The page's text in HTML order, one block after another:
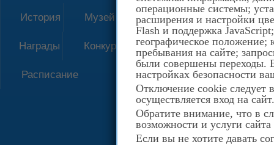
операционные системы;
расширения и настройки
Flash и поддержка
географическое положение;
пребывания на сайте;
были совершены переходы.
настройках безопасности
Отключение cookie следует
осуществляется вход на сайт.
Обратите внимание, что в
возможности и услуги
Если вы не хотите давать
История Музей
Награды Конкурсы
Расписание